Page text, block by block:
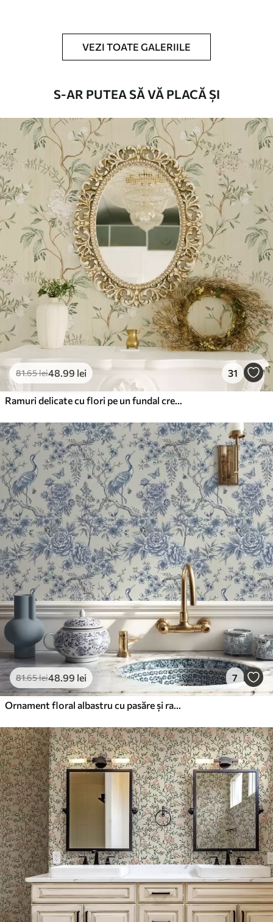
Tipărit la comandă și livrat în role de
până la 50 cm lățime.
suplimentare
Disponibil cu strat de lac și/sau adeziv
pentru tapet.
Curățare
Se poate curăța ușor cu un burete moale.
Fototapetul cu strat de lac poate fi
curățat cu apă.
Metoda de
aplicare
Aplicare fără cusături
Materiale disponibile
Standard
166 .6599.99lei/m²
Premium
220.02 132.01lei/m²
Vinil Premium
250.00150.00 lei/m²
VEZI TOATE GALERIILE
S-AR PUTEA SĂ VĂ PLACĂ ȘI
81.65lei48.99 lei 31
Ramuri delicate cu flori pe un fundal crem cald
81.65lei48.99 lei 7
Ornament floral albastru cu pasăre și ramuri